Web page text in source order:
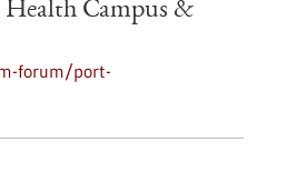
Campus &
forum/port-